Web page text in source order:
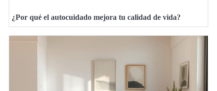
¿Por qué el autocuidado mejora tu calidad de vida?